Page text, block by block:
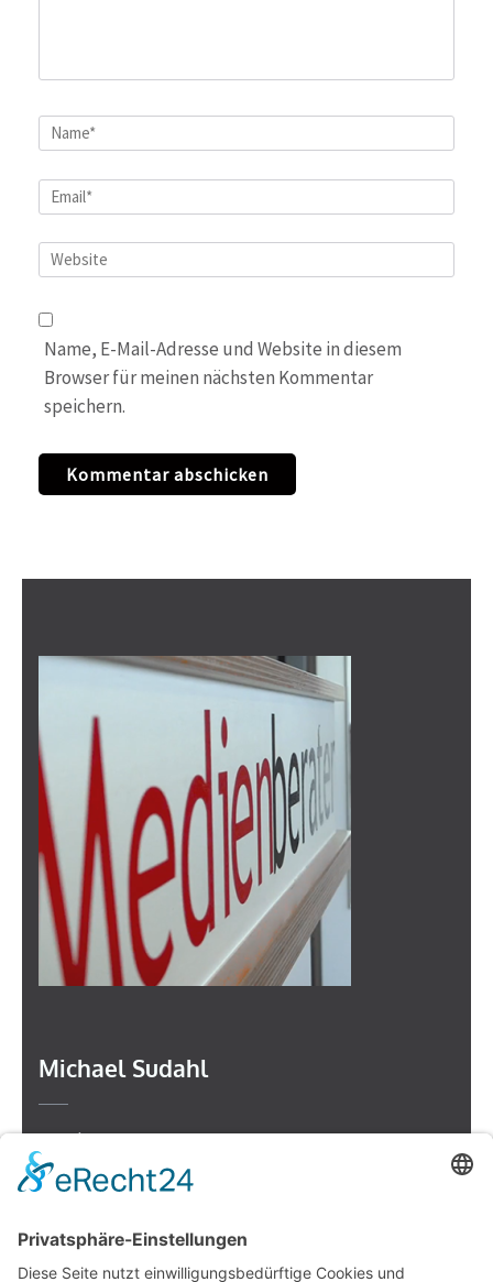
Name*
Email*
Website
Name, E-Mail-Adresse und Website in diesem
Browser für meinen nächsten Kommentar
speichern.
Michael Sudahl
Beethovenstr. 4
73614 Schorndorf
Telefon: 07181 477 9998